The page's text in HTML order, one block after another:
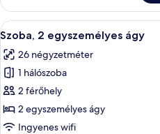
franciaágy
további
részletei
A
következő
szoba
összes
képének
megtekintése:
Szoba,
6
Szoba, 2 egyszemélyes ágy
26 négyzetméter
1 hálószoba
2 férőhely
2 egyszemélyes ágy
Ingyenes wifi